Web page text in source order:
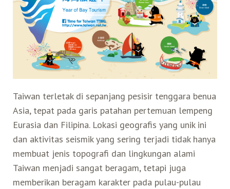
Agen Perjalanan
Mata Air Panas
LOHAS
Wisata Kereta Api
Budaya & Warisan
Wisata Senior
Tur Bis Wisata
Wisata Alam – Scenic Spot
Teh Kelas Dunia
Bis
U-Bike
Bandara Internasional
Atraksi Taiwan Bagian Timur
Atraksi Taiwan Bagian Tengah
Atraksi Kepulauan di Pesisir Pantai
Search for:
Taiwan terletak di sepanjang pesisir tenggara benua
Asia, tepat pada garis patahan pertemuan lempeng
Eurasia dan Filipina. Lokasi geografis yang unik ini
dan aktivitas seismik yang sering terjadi tidak hanya
membuat jenis topografi dan lingkungan alami
Taiwan menjadi sangat beragam, tetapi juga
memberikan beragam karakter pada pulau-pulau